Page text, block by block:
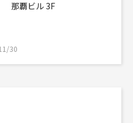
那覇ビル 3F
30